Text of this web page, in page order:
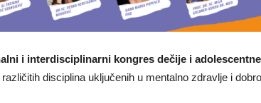
i interdisciplinarni kongres dečije i
disciplina uključenih u mentalno zdravlje i